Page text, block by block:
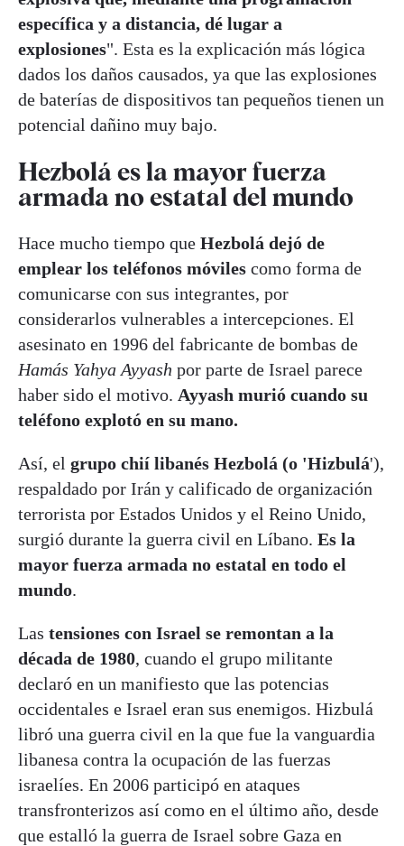
específica y a distancia, dé lugar a
explosiones". Esta es la explicación más lógica
dados los daños causados, ya que las explosiones
de baterías de dispositivos tan pequeños tienen un
potencial dañino muy bajo.
Hezbolá es la mayor fuerza
armada no estatal del mundo
Hace mucho tiempo que Hezbolá dejó de
emplear los teléfonos móviles como forma de
comunicarse con sus integrantes, por
considerarlos vulnerables a intercepciones. El
asesinato en 1996 del fabricante de bombas de
Hamás Yahya Ayyash por parte de Israel parece
haber sido el motivo. Ayyash murió cuando su
teléfono explotó en su mano.
Así, el grupo chií libanés Hezbolá (o 'Hizbulá'),
respaldado por Irán y calificado de organización
terrorista por Estados Unidos y el Reino Unido,
surgió durante la guerra civil en Líbano. Es la
mayor fuerza armada no estatal en todo el
mundo.
Las tensiones con Israel se remontan a la
década de 1980, cuando el grupo militante
declaró en un manifiesto que las potencias
occidentales e Israel eran sus enemigos. Hizbulá
libró una guerra civil en la que fue la vanguardia
libanesa contra la ocupación de las fuerzas
israelíes. En 2006 participó en ataques
transfronterizos así como en el último año, desde
que estalló la guerra de Israel sobre Gaza en